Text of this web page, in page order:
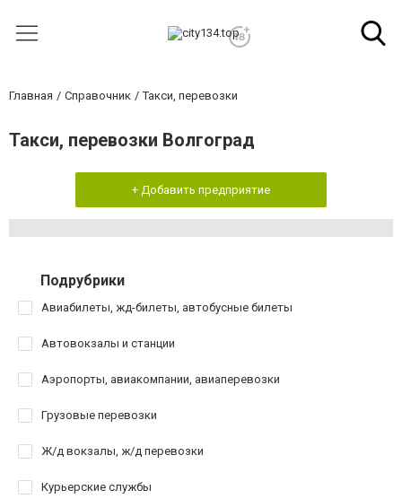
Главная Справочник Такси, перевозки
Такси, перевозки Волгоград
+ Добавить предприятие
Подрубрики
Авиабилеты, жд-билеты, автобусные билеты
Автовокзалы и станции
Аэропорты, авиакомпании, авиаперевозки
Грузовые перевозки
Ж/д вокзалы, ж/д перевозки
Курьерские службы